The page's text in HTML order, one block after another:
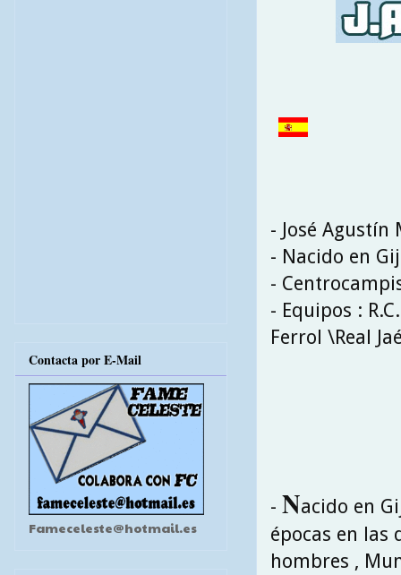
- José Agustín
- Nacido en
-
- Equipos :
Ferrol \Real
- Nacido en
épocas en las
hombres ,
Contacta por E-Mail
Fameceleste@hotmail.es